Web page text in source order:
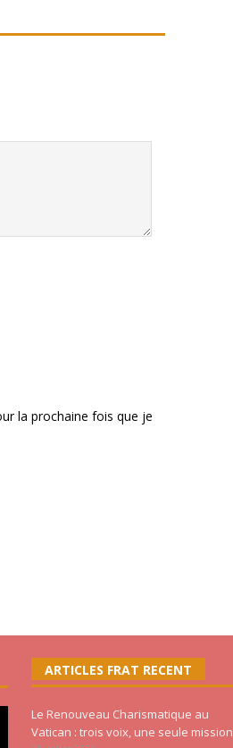
la prochaine fois que je
ARTICLES FRAT RECENT
Le Renouveau Charismatique au
Vatican : trois voix, une seule mission